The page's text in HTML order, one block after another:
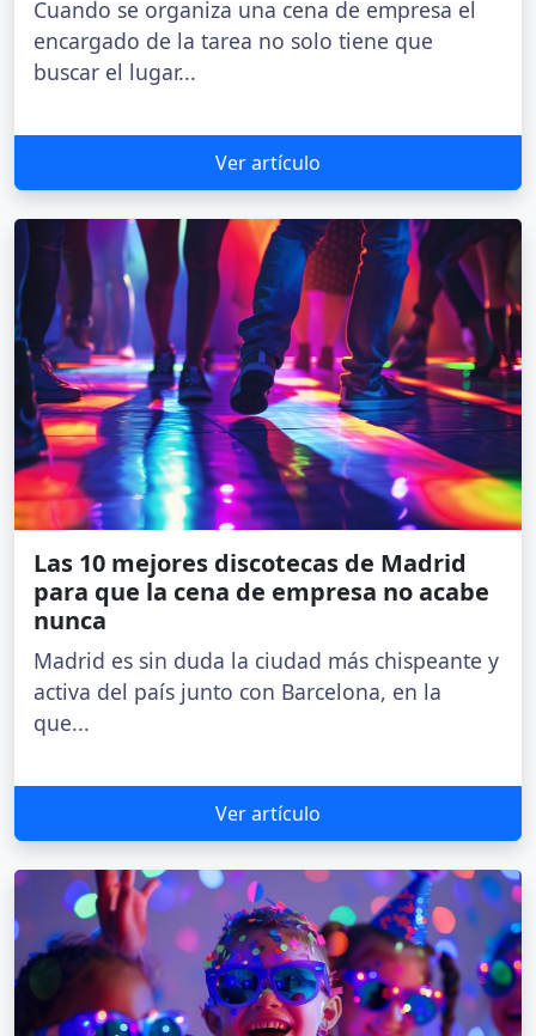
Cuando se organiza una cena de empresa el
encargado de la tarea no solo tiene que
buscar el lugar...
Ver artículo
Las 10 mejores discotecas de Madrid
para que la cena de empresa no acabe
nunca
Madrid es sin duda la ciudad más chispeante y
activa del país junto con Barcelona, en la
que...
Ver artículo